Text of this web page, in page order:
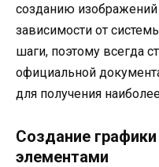
созданию изображений
зависимости от
шаги, поэтому всегда
официальной
для получения
Создание
элементами